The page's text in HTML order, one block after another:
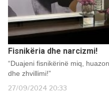
Fisnikëria dhe narcizmi!
“Duajeni fisnikërinë miq,
dhe zhvillimi!”
27/09/2024 20:33